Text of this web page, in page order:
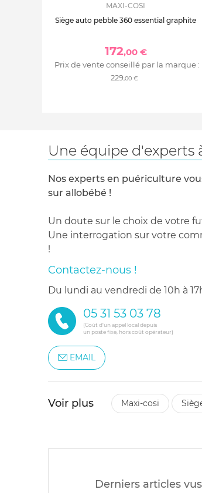
Général :
à la taille de bébé
En combinaison avec la base
de la naissance aux 4 ans de
MAXI-COSI
Siège auto pebble 360 essential graphite
172,00 €
Prix de vente conseillé par la marque :
229,00 €
Une équipe d'experts
Nos experts en puériculture
sur allobébé !
Un doute sur le choix de votre
Une interrogation sur votre
!
Contactez-nous !
du lundi au vendredi de 10h à
05 31 53 03 78
(Coût d'un appel local depuis
un poste fixe, hors coût opérateur)
EMAIL
Voir plus maxi-cosi
Derniers articles vus